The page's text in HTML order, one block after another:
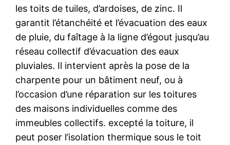
les toits de tuiles, d’ardoises, de zinc. Il
garantit l’étanchéité et l’évacuation des eaux
de pluie, du faîtage à la ligne d’égout jusqu’au
réseau collectif d’évacuation des eaux
pluviales. Il intervient après la pose de la
charpente pour un bâtiment neuf, ou à
l’occasion d’une réparation sur les toitures
des maisons individuelles comme des
immeubles collectifs. excepté la toiture, il
peut poser l’isolation thermique sous le toit